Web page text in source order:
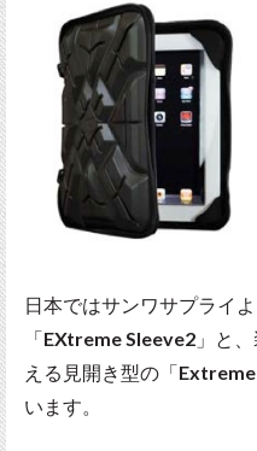
日本ではサンワサプライ
「EXtreme Sleeve2 」と
える見開き型の「
います。